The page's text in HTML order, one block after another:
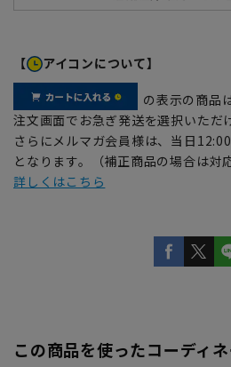
【 アイコンについて】
の表示の商品は
注文画面でお急ぎ発送を選択いただ
さらにメルマガ会員様は、当日
となります。（補正商品の場合は対
詳しくはこちら
この商品を使ったコーディ